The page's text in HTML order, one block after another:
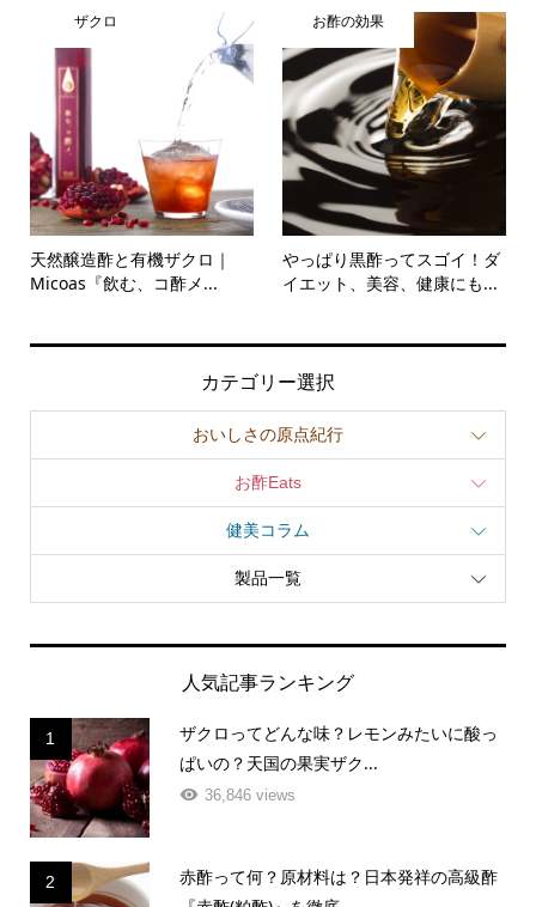
天然醸造酢と有機ザクロ｜
Micoas『飲む、コ酢メ...
やっぱり黒酢ってスゴイ！ダ
イエット、美容、健康にも...
カテゴリー選択
おいしさの原点紀行
お酢Eats
健美コラム
製品一覧
人気記事ランキング
ザクロってどんな味？レモンみたいに酸っ
ぱいの？天国の果実ザク...
36,846 views
赤酢って何？原材料は？日本発祥の高級酢